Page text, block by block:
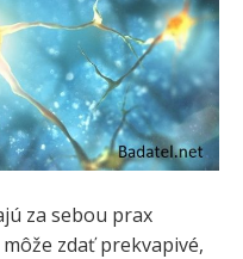
za sebou prax
zdať prekvapivé,